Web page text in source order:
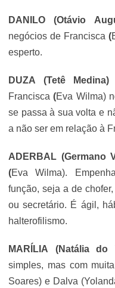
DANILO (Otávio
negócios de Francisca (
esperto.
DUZA (Tetê Medina)
Francisca(Eva Wilma)
se passa à sua volta e
a não ser em relação à
ADERBAL (Germano
(Eva Wilma).
função, seja a de
ou secretário. É ágil,
halterofilismo.
MARÍLIA (Natália do
simples, mas com
Soares) e Dalva